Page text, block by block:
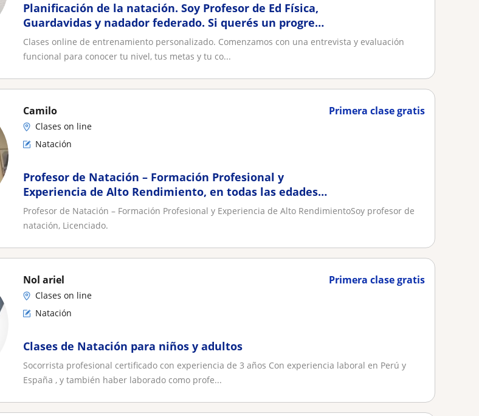
Planificación de la natación. Soy Profesor de Ed Física,
Guardavidas y nadador federado. Si querés un progreso
real, este es el momento y lugar
Clases online de entrenamiento personalizado. Comenzamos con una entrevista y evaluación
funcional para conocer tu nivel, tus metas y tu co...
Primera clase gratis
Camilo
Clases on line
Natación
Profesor de Natación – Formación Profesional y
Experiencia de Alto Rendimiento, en todas las edades
de iniciación y desarrollo. Soy profesor de natación,
Licenciado
Profesor de Natación – Formación Profesional y Experiencia de Alto RendimientoSoy profesor de
natación, Licenciado.
Primera clase gratis
Nol ariel
Clases on line
Natación
Clases de Natación para niños y adultos
Socorrista profesional certificado con experiencia de 3 años Con experiencia laboral en Perú y
España , y también haber laborado como profe...